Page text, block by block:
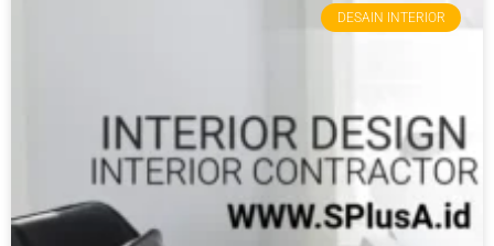
DESAIN INTERIOR